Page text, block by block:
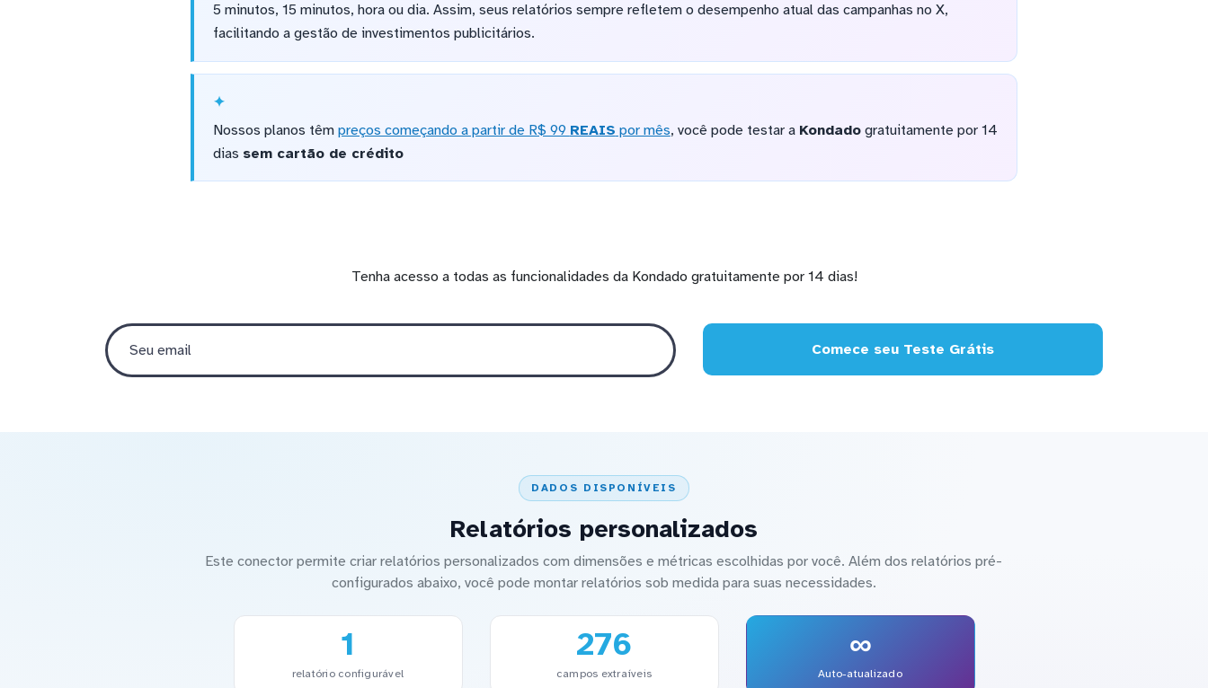
5 minutos, 15 minutos, hora ou dia. Assim, seus relatórios sempre refletem o desempenho atual das campanhas no X,
facilitando a gestão de investimentos publicitários.
Nossos planos têm preços começando a partir de R$ 99 REAIS por mês, você pode testar a Kondadogratuitamente por 14
dias sem cartão de crédito
Tenha acesso a todas as funcionalidades da Kondado gratuitamente por 14 dias!
Comece seu Teste Grátis
DADOS DISPONÍVEIS
Relatórios personalizados
Este conector permite criar relatórios personalizados com dimensões e métricas escolhidas por você. Além dos relatórios pré-
configurados abaixo, você pode montar relatórios sob medida para suas necessidades.
1
relatório configurável
276
campos extraíveis
∞
Auto-atualizado